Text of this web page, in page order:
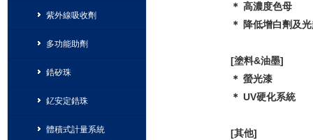
紫外線吸收劑
多功能助劑
鋯矽珠
釔安定鋯珠
體積式計量系統
＊ 高濃度色母
＊ 降低增白劑及
[塗料&油墨]
＊ 螢光漆
＊ UV硬化系統
[其他]